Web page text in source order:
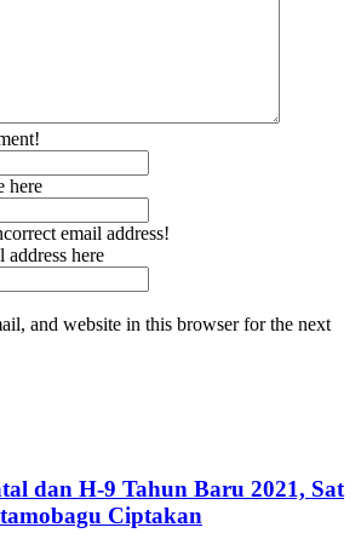
here
email address!
address here
and website in this browser for the next
dan H-9 Tahun Baru 2021, Sat
Ciptakan